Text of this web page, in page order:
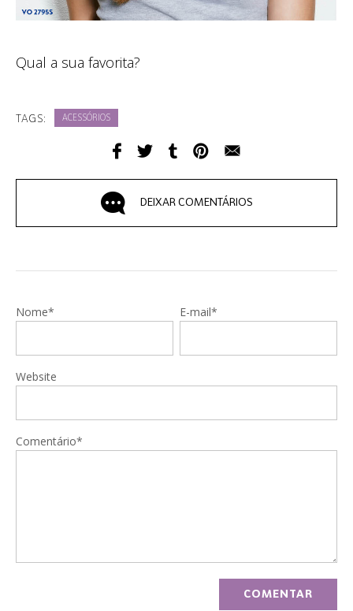
Qual a sua favorita?
TAGS: ACESSÓRIOS
DEIXAR COMENTÁRIOS
Nome* E-mail*
Website
Comentário*